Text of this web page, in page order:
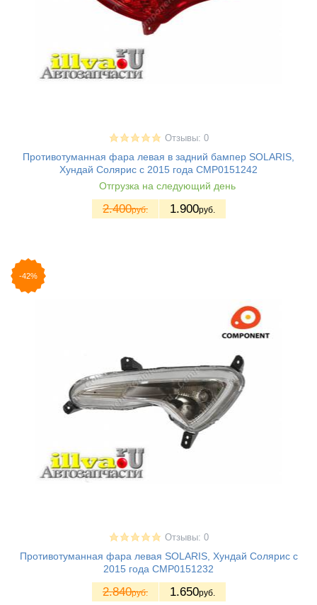
Отзывы: 0
Противотуманная фара левая в задний бампер SOLARIS,
Хундай Солярис с 2015 года CMP0151242
Отгрузка на следующий день
2.400руб. 1.900руб.
-42%
Отзывы: 0
Противотуманная фара левая SOLARIS, Хундай Солярис с
2015 года CMP0151232
2.840руб. 1.650руб.